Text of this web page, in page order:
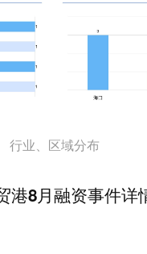
行业、区域分布
港8月融资事件详